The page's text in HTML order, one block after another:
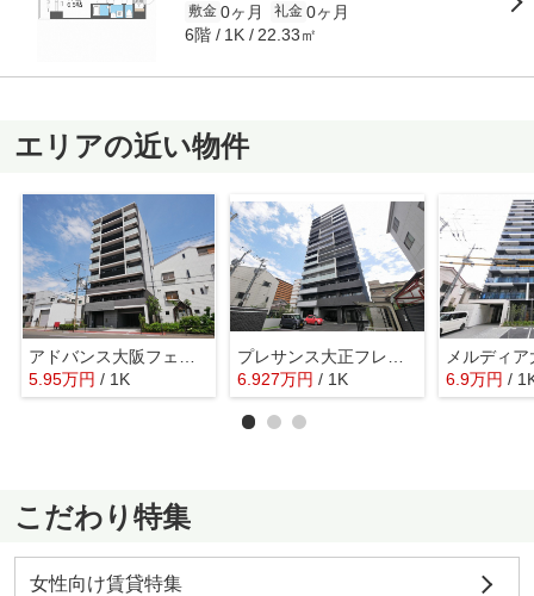
敷金 0ヶ月 礼金 0ヶ月
6階 1K 22.33㎡
エリアの近い物件
5.95万円 / 1K
6.927万円 / 1K
メルディ
6.9万円 /
こだわり特集
女性向け賃貸特集